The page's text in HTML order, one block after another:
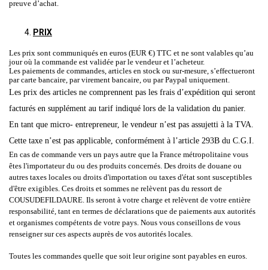
preuve d’achat.
PRIX
Les prix sont communiqués en euros (EUR €) TTC et ne sont valables qu’au
jour où la commande est validée par le vendeur et l’acheteur.
Les paiements de commandes, articles en stock ou sur-mesure, s’effectueront
par carte bancaire, par virement bancaire, ou par Paypal uniquement.
Les prix des articles ne comprennent pas les frais d’expédition qui seront
facturés en supplément au tarif indiqué lors de la validation du panier.
En tant que micro- entrepreneur, le vendeur n’est pas assujetti à la TVA.
Cette taxe n’est pas applicable, conformément à l’article 293B du C.G.I.
En cas de commande vers un pays autre que la France métropolitaine vous
êtes l'importateur du ou des produits concernés. Des droits de douane ou
autres taxes locales ou droits d'importation ou taxes d'état sont susceptibles
d'être exigibles. Ces droits et sommes ne relèvent pas du ressort de
COUSUDEFILDAURE. Ils seront à votre charge et relèvent de votre entière
responsabilité, tant en termes de déclarations que de paiements aux autorités
et organismes compétents de votre pays. Nous vous conseillons de vous
renseigner sur ces aspects auprès de vos autorités locales.
Toutes les commandes quelle que soit leur origine sont payables en euros.